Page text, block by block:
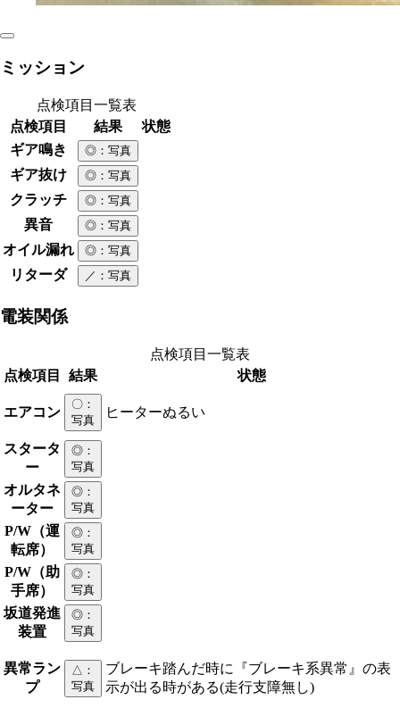
ミッション
点検項目一覧表
点検項目
結果
状態
ギア鳴き
◎ ：写真
ギア抜け ◎ ：写真
クラッチ ◎ ：写真
異音 ◎ ：写真
オイル漏れ ◎ ：写真
リターダ ／ ：写真
電装関係
点検項目一覧表
点検項目
結果 状態
エアコン
〇 ：
写真
ヒーターぬるい
スタータ
ー
◎ ：
写真
オルタネ
ーター
◎ ：
写真
P/W（運
転席）
◎ ：
写真
P/W（助
手席）
◎ ：
写真
坂道発進
装置
◎ ：
写真
異常ラン
プ
△ ：
写真
ブレーキ踏んだ時に『ブレーキ系異常』の表
示が出る時がある(走行支障無し)